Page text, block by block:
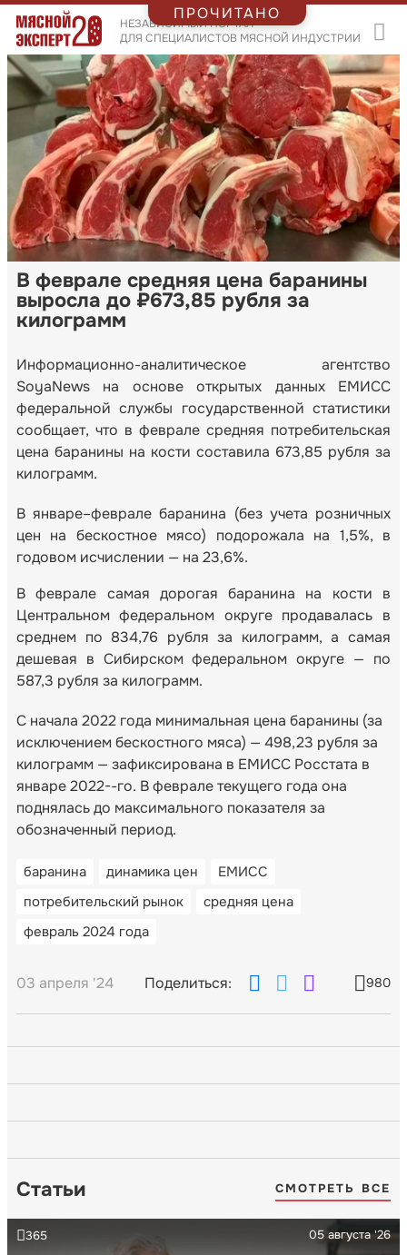
НЕЗАВИСИМЫЙ ПОРТАЛ
ДЛЯ СПЕЦИАЛИСТОВ МЯСНОЙ ИНДУСТРИИ
В феврале средняя цена баранины
выросла до ₽673,85 рубля за
килограмм
Информационно-аналитическое агентство
SoyaNews на основе открытых данных ЕМИСС
федеральной службы государственной статистики
сообщает, что в феврале средняя потребительская
цена баранины на кости составила 673,85 рубля за
килограмм.
В январе–феврале баранина (без учета розничных
цен на бескостное мясо) подорожала на 1,5%, в
годовом исчислении — на 23,6%.
В феврале самая дорогая баранина на кости в
Центральном федеральном округе продавалась в
среднем по 834,76 рубля за килограмм, а самая
дешевая в Сибирском федеральном округе — по
587,3 рубля за килограмм.
С начала 2022 года минимальная цена баранины (за
исключением бескостного мяса) — 498,23 рубля за
килограмм — зафиксирована в ЕМИСС Росстата в
январе 2022--го. В феврале текущего года она
поднялась до максимального показателя за
обозначенный период.
баранина динамика цен
ЕМИСС
потребительский рынок
средняя цена
февраль 2024 года
03 апреля '24 Поделиться: 980
Статьи СМОТРЕТЬ ВСЕ
05 августа '26
365
ПРОЧИТАНО